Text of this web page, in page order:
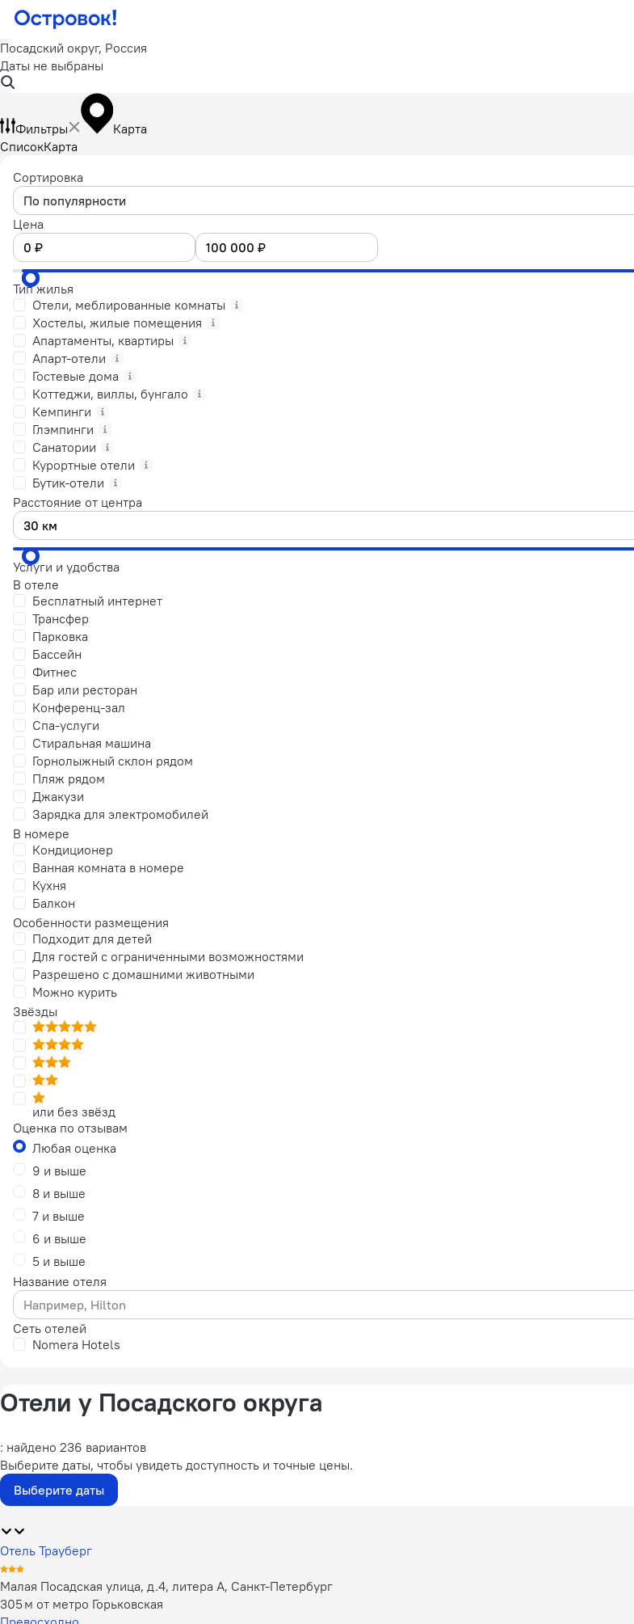
Посадский округ, Россия
Даты не выбраны
Фильтры
Карта
СписокКарта
Сортировка
По популярности
Цена
Тип жилья
Отели, меблированные комнаты
Хостелы, жилые помещения
Апартаменты, квартиры
Апарт-отели
Гостевые дома
Коттеджи, виллы, бунгало
Кемпинги
Глэмпинги
Санатории
Курортные отели
Бутик-отели
Расстояние от центра
Услуги и удобства
В отеле
Бесплатный интернет
Трансфер
Парковка
Бассейн
Фитнес
Бар или ресторан
Конференц-зал
Спа-услуги
Стиральная машина
Горнолыжный склон рядом
Пляж рядом
Джакузи
Зарядка для электромобилей
В номере
Кондиционер
Ванная комната в номере
Кухня
Балкон
Особенности размещения
Подходит для детей
Для гостей с ограниченными возможностями
Разрешено с домашними животными
Можно курить
Звёзды
или без звёзд
Оценка по отзывам
Любая оценка
9 и выше
8 и выше
7 и выше
6 и выше
5 и выше
Название отеля
Сеть отелей
Nomera Hotels
Отели у Посадского округа
: найдено 236 вариантов
Выберите даты, чтобы увидеть доступность и точные цены.
Выберите даты
Отель Трауберг
Малая Посадская улица, д.4, литера А, Санкт-Петербург
305 м от метро Горьковская